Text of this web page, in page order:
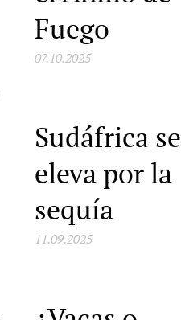
Fuego
07.10.2025
Sudáfrica se
eleva por la
sequía
11.09.2025